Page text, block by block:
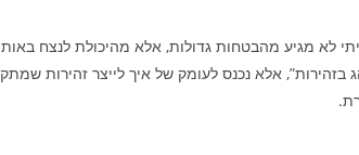
לא מגיע מהבטחות גדולות, אלא מהיכולת לנצח
בזהירות”, אלא נכנס לעומק של איך לייצר זהירות